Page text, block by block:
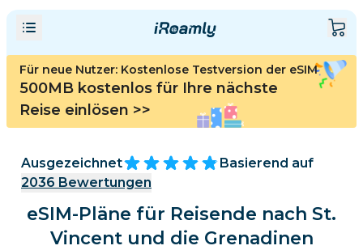
Für neue Nutzer: Kostenlose Testversion der eSIM
500MB kostenlos für Ihre nächste
Reise einlösen >>
Ausgezeichnet
Basierend auf
2036 Bewertungen
eSIM-Pläne für Reisende nach St.
Vincent und die Grenadinen